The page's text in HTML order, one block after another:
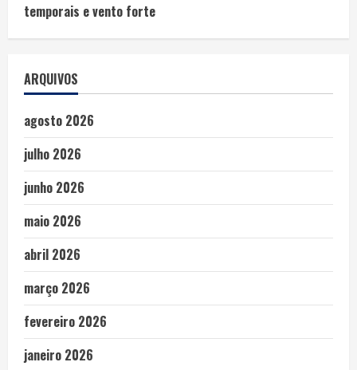
temporais e vento forte
ARQUIVOS
agosto 2026
julho 2026
junho 2026
maio 2026
abril 2026
março 2026
fevereiro 2026
janeiro 2026